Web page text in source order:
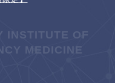
INSTITUTE OF
MEDICINE